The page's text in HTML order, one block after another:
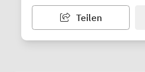
Teilen